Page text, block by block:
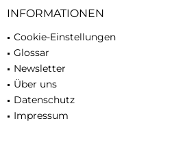
INFORMATIONEN
Cookie-Einstellungen
Glossar
Newsletter
Über uns
Datenschutz
Impressum